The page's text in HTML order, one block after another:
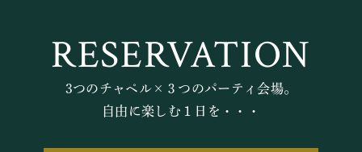
RESERVATION
3つのチャペル×３つのパーティ会場。
自由に楽しむ１日を・・・